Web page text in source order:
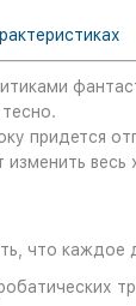
придется
что